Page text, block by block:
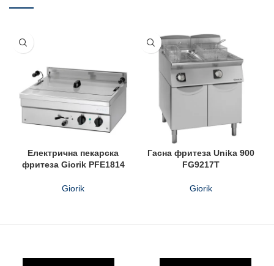
Електрична пекарска
фритеза Giorik PFE1814
Giorik
Гасна фритеза Unika 900
FG9217T
Giorik